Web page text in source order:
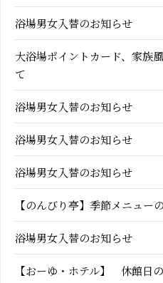
浴場男女入替のお知らせ
大浴場ポイントカード、家族
て
浴場男女入替のお知らせ
浴場男女入替のお知らせ
浴場男女入替のお知らせ
【のんびり亭】季節メニュー
浴場男女入替のお知らせ
【おーゆ・ホテル】 休館日